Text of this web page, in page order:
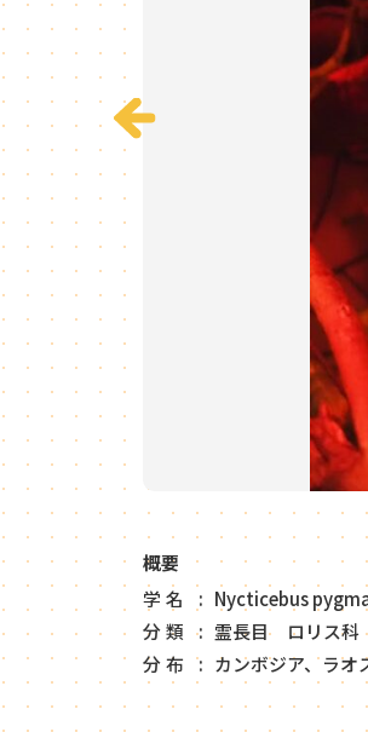
概要
学名
Nycticebus
分類
霊長目 ロリス科
分布
カンボジア、ラオ